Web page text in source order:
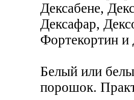
Дексабене,
Дексафар,
Фортекортин и
Белый или
порошок.